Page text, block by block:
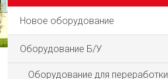
Новое оборудование
Оборудование Б/У
Оборудование для переработки